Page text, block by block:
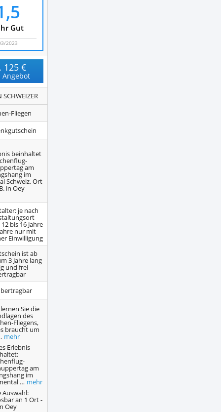
Gut
2023
125 €
Angebot
SCHWEIZER
Fliegen
beinhaltet
am
im
Schweiz, Ort
in Oey
je nach
bis 16 Jahre
nur mit
Einwilligung
ist ab
3 Jahre lang
und frei
Sie die
des
Fliegens,
braucht um
mehr
Erlebnis
am
im
… mehr
Auswahl:
an 1 Ort -
Oey